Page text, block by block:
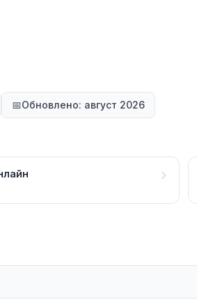
📅Обновлено: август 2026